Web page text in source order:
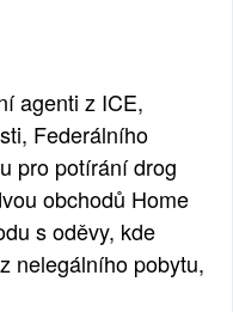
agenti z ICE,
Federálního
pro potírání drog
obchodů Home
s oděvy, kde
nelegálního pobytu,